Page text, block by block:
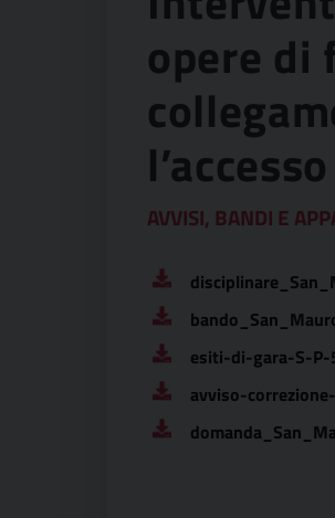
opere di
AVVISI, BANDI E
esiti-di-gara-S-
avviso-